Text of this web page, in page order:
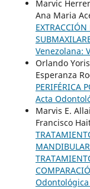
Marvic
Ana Maria
Venezolana:
Orlando
Esperanza
PERIFÉRICA
Acta
Marvis E.
Francisco
Odontológica